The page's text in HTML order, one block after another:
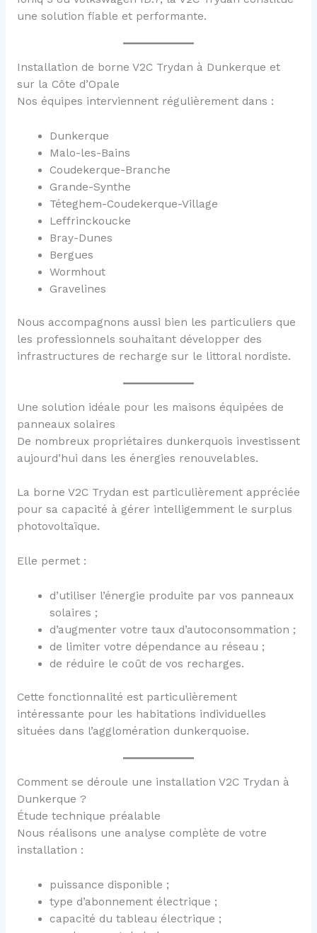
une solution fiable et performante.
Installation de borne V2C Trydan à Dunkerque et
sur la Côte d’Opale
Nos équipes interviennent régulièrement dans :
Dunkerque
Malo-les-Bains
Coudekerque-Branche
Grande-Synthe
Téteghem-Coudekerque-Village
Leffrinckoucke
Bray-Dunes
Bergues
Wormhout
Gravelines
Nous accompagnons aussi bien les particuliers que
les professionnels souhaitant développer des
infrastructures de recharge sur le littoral nordiste.
Une solution idéale pour les maisons équipées de
panneaux solaires
De nombreux propriétaires dunkerquois investissent
aujourd’hui dans les énergies renouvelables.
La borne V2C Trydan est particulièrement appréciée
pour sa capacité à gérer intelligemment le surplus
photovoltaïque.
Elle permet :
d’utiliser l’énergie produite par vos panneaux
solaires ;
d’augmenter votre taux d’autoconsommation ;
de limiter votre dépendance au réseau ;
de réduire le coût de vos recharges.
Cette fonctionnalité est particulièrement
intéressante pour les habitations individuelles
situées dans l’agglomération dunkerquoise.
Comment se déroule une installation V2C Trydan à
Dunkerque ?
Étude technique préalable
Nous réalisons une analyse complète de votre
installation :
puissance disponible ;
type d’abonnement électrique ;
capacité du tableau électrique ;